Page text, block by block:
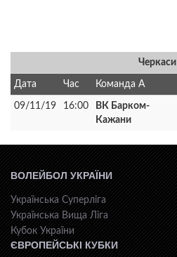
Черкаси
Дата Час Команда А
09/11/19 16:00
ВК Барком-
Кажани
ВОЛЕЙБОЛ УКРАЇНИ
Українська Суперліга
Українська Вища Ліга
Кубок України
ЄВРОПЕЙСЬКІ КУБКИ